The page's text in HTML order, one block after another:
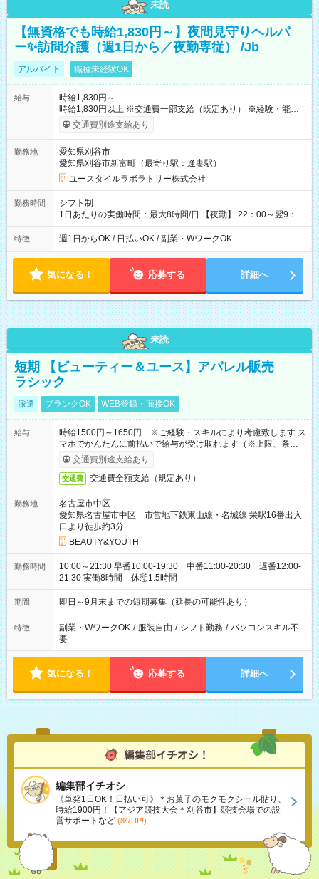
未読
【無資格でも時給1,830円～】夜間見守りヘルパ
ー✨訪問介護（週1日から／夜勤専従） /Jb
アルバイト 職種未経験OK
給与
時給1,830円～
時給1,830円以上 ※交通費一部支給（既定あり） ※経験・能力を
考慮して決定します 【収入例】 週1回勤務の場合：1,830円×8時
間×4回=5万8,560円 週3回勤務の場合：1,830円×8時間×12回
月 ※ 雇用形態と給与に、本採用時と異なる部分があります。 雇
用形態：本採用時と同じです。 給与：時給 1,570円以上
交通費別途支給あり
勤務地
愛知県刈谷市
愛知県刈谷市新富町（最寄り駅：逢妻駅）
ユースタイルラボラトリー株式会社
勤務時間
シフト制
1日あたりの実働時間：最大8時間/日 【夜勤】 22：00～翌9：
00 ※週1日～OK ／ 夜勤専従 ＊＊ 勤務時間例 ＊＊ ■22時か
ら翌7時 ■23時から翌8時 ■24時から翌9時 など ※上記の時間
ます。 ※曜日固定（毎週同じ曜日での勤務となります）
特徴 週1日からOK / 日払いOK / 副業・WワークOK
気になる！ 応募する 詳細へ
未読
短期 【ビューティー＆ユース】アパレル販売
ラシック
派遣 ブランクOK WEB登録・面接OK
給与
時給1500円～1650円 ※ご経験・スキルにより考慮致します ス
マホでかんたんに前払いで給与が受け取れます（※上限、条件
あり）交通費別途支給あり
交通費 交通費全額支給（規定あり）
勤務地
名古屋市中区
愛知県名古屋市中区 市営地下鉄東山線・名城線 栄駅16番出入
口より徒歩約3分
BEAUTY&YOUTH
勤務時間
10:00～21:30 早番10:00-19:30 中番11:00-20:30 遅番12:00-
21:30 実働8時間 休憩1.5時間
期間 即日～9月末までの短期募集（延長の可能性あり）
特徴 副業・WワークOK / 服装自由 / シフト勤務 / パソコンスキル不
要
気になる！ 応募する 詳細へ
編集部イチオシ
《単発1日OK！日払い可》＊お菓子のモクモクシール貼り、
時給1900円！【アジア競技大会＊刈谷市】競技会場での設
営サポートなど (8/7UP!)